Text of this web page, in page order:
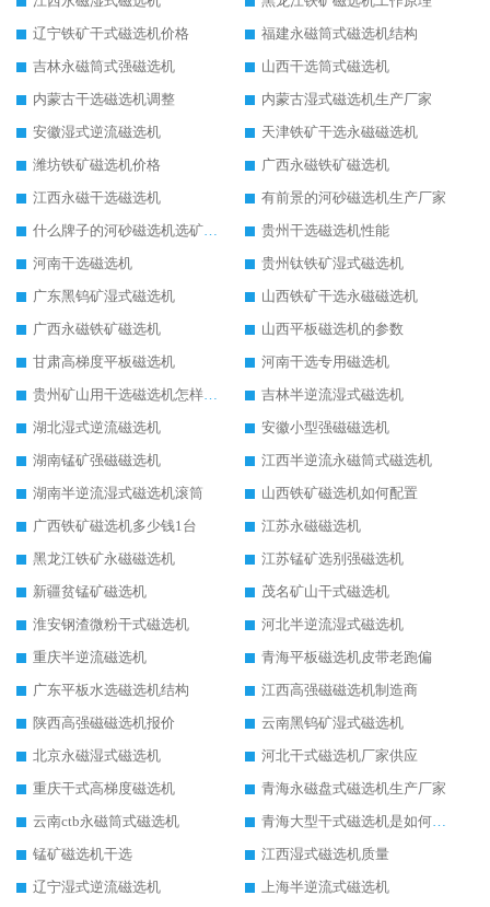
辽宁铁矿干式磁选机价格
福建永磁筒式磁选机结构
吉林永磁筒式强磁选机
山西干选筒式磁选机
内蒙古干选磁选机调整
内蒙古湿式磁选机生产厂家
安徽湿式逆流磁选机
天津铁矿干选永磁磁选机
潍坊铁矿磁选机价格
广西永磁铁矿磁选机
江西永磁干选磁选机
有前景的河砂磁选机生产厂家
什么牌子的河砂磁选机选矿效果好
贵州干选磁选机性能
河南干选磁选机
贵州钛铁矿湿式磁选机
广东黑钨矿湿式磁选机
山西铁矿干选永磁磁选机
广西永磁铁矿磁选机
山西平板磁选机的参数
甘肃高梯度平板磁选机
河南干选专用磁选机
贵州矿山用干选磁选机怎样调磁
吉林半逆流湿式磁选机
湖北湿式逆流磁选机
安徽小型强磁磁选机
湖南锰矿强磁磁选机
江西半逆流永磁筒式磁选机
湖南半逆流湿式磁选机滚筒
山西铁矿磁选机如何配置
广西铁矿磁选机多少钱1台
江苏永磁磁选机
黑龙江铁矿永磁磁选机
江苏锰矿选别强磁选机
新疆贫锰矿磁选机
茂名矿山干式磁选机
淮安钢渣微粉干式磁选机
河北半逆流湿式磁选机
重庆半逆流磁选机
青海平板磁选机皮带老跑偏
广东平板水选磁选机结构
江西高强磁磁选机制造商
陕西高强磁磁选机报价
云南黑钨矿湿式磁选机
北京永磁湿式磁选机
河北干式磁选机厂家供应
重庆干式高梯度磁选机
青海永磁盘式磁选机生产厂家
云南ctb永磁筒式磁选机
青海大型干式磁选机是如何选矿的
锰矿磁选机干选
江西湿式磁选机质量
辽宁湿式逆流磁选机
上海半逆流式磁选机